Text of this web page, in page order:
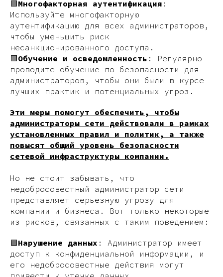
🟪Многофакторная аутентификация :
Используйте многофакторную
аутентификацию для всех администраторов,
чтобы уменьшить риск
несанкционированного доступа.
🟪Обучение и осведомленность : Регулярно
проводите обучение по безопасности для
администраторов, чтобы они были в курсе
лучших практик и потенциальных угроз.
Эти меры помогут обеспечить, чтобы
администраторы сети действовали в рамках
установленных правил и политик, а также
повысят общий уровень безопасности
сетевой инфраструктуры компании.
Но не стоит забывать, что
недобросовестный администратор сети
представляет серьезную угрозу для
компании и бизнеса. Вот только некоторые
из рисков, связанных с таким поведением:
🟪Нарушение данных : Администратор имеет
доступ к конфиденциальной информации, и
его недобросовестные действия могут